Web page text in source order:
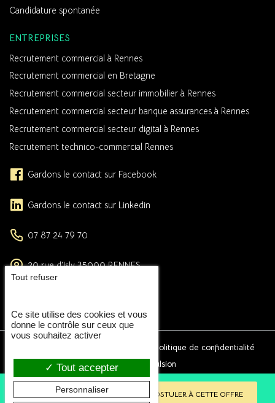
RETOUR AUX ANNONCES POSTULER À CETTE OFFRE
Candidature spontanée
ENTREPRISES
Recrutement commercial à Rennes
Recrutement commercial en Bretagne
Recrutement commercial secteur immobilier à Rennes
Recrutement commercial secteur banque assurances à Rennes
Recrutement commercial secteur digital à Rennes
Recrutement technico-commercial Rennes
Gardons le contact sur Facebook
Gardons le contact sur Linkedin
07 87 24 79 70
20 rue d’Isly 35000 RENNES
uniquement sur rendez-vous
Politique de confidentialité
Conception et réalisation :Agence Impulsion
Ce site utilise des cookies et vous
donne le contrôle sur ceux que
vous souhaitez activer
Tout accepter
Tout refuser
Personnaliser